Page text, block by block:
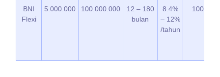
BNI
Flexi
5.000.000 100.000.000
12 – 180
bulan
8.4%
– 12%
/tahun
100.000